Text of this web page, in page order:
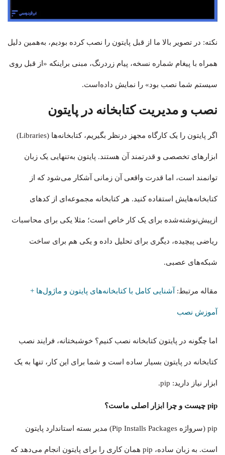
نکته: در تصویر بالا ما از قبل پایتون را نصب کرده بودیم، به‌همین دلیل
همراه با پیغام شماره نسخه، پیام زردرنگ، مبنی براینکه «از قبل روی
سیستم شما نصب بود» را نمایش داده‌است.
نصب و مدیریت کتابخانه در پایتون
اگر پایتون را یک کارگاه مجهز درنظر بگیریم، کتابخانه‌ها (Libraries)
ابزارهای تخصصی و قدرتمند آن هستند. پایتون به‌تنهایی یک زبان
توانمند است، اما قدرت واقعی آن زمانی آشکار می‌شود که از
کتابخانه‌هایش استفاده کنید. هر کتابخانه مجموعه‌ای از کدهای
ازپیش‌نوشته‌شده برای یک کار خاص است؛ مثلا یکی برای محاسبات
ریاضی پیچیده، دیگری برای تحلیل داده و یکی هم برای ساخت
شبکه‌های عصبی.
مقاله مرتبط: آشنایی کامل با کتابخانه‌های پایتون و ماژول‌ها +
آموزش نصب
اما چگونه در پایتون کتابخانه نصب کنیم؟ خوشبختانه، فرایند نصب
کتابخانه در پایتون بسیار ساده است و شما برای این کار، تنها به یک
ابزار نیاز دارید: pip.
pip چیست و چرا ابزار اصلی ماست؟
pip (سرواژه Pip Installs Packages) مدیر بسته استاندارد پایتون
است. به زبان ساده، pip همان کاری را برای پایتون انجام می‌دهد که